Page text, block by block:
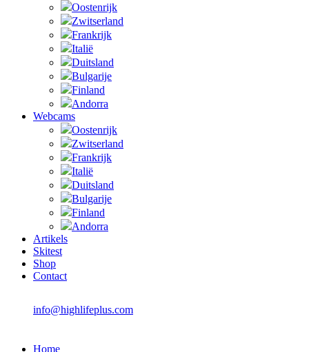
Oostenrijk
Zwitserland
Frankrijk
Italië
Duitsland
Bulgarije
Finland
Andorra
Webcams
Oostenrijk
Zwitserland
Frankrijk
Italië
Duitsland
Bulgarije
Finland
Andorra
Artikels
Skitest
Shop
Contact
info@highlifeplus.com
Home